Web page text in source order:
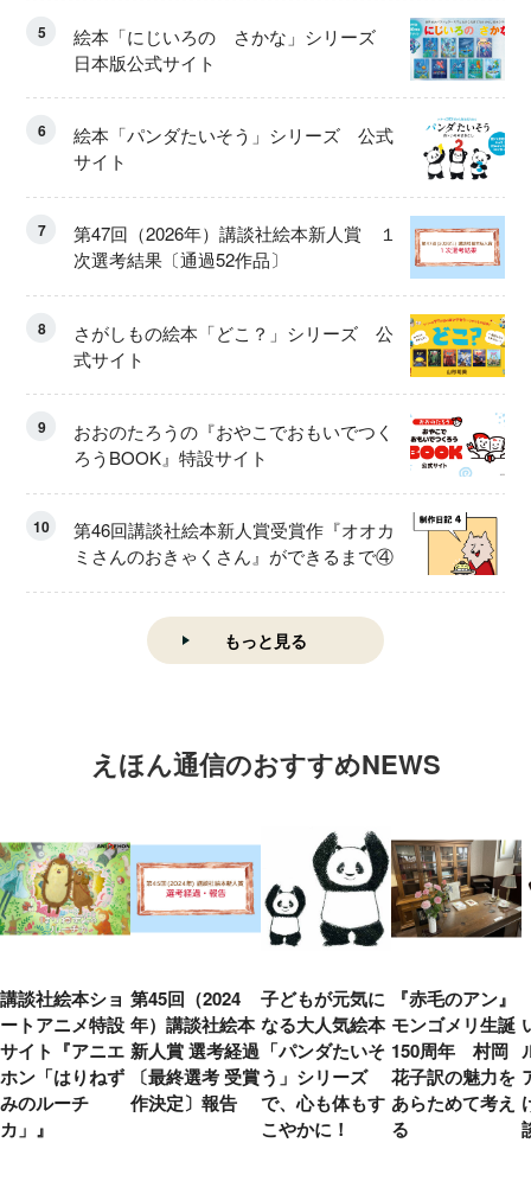
5
絵本「にじいろの さかな」シリーズ
日本版公式サイト
6
絵本「パンダたいそう」シリーズ 公式
サイト
7
第47回（2026年）講談社絵本新人賞 １
次選考結果〔通過52作品〕
8
さがしもの絵本「どこ？」シリーズ 公
式サイト
9
おおのたろうの『おやこでおもいでつく
ろうBOOK』特設サイト
10
第46回講談社絵本新人賞受賞作『オオカ
ミさんのおきゃくさん』ができるまで④
もっと見る
えほん通信のおすすめNEWS
講談社絵本ショ
ートアニメ特設
サイト『アニエ
ホン「はりねず
みのルーチ
カ」』
第45回（2024
年）講談社絵本
新人賞 選考経過
〔最終選考 受賞
作決定〕報告
子どもが元気に
なる大人気絵本
「パンダたいそ
う」シリーズ
で、心も体もす
こやかに！
『赤毛のアン』
モンゴメリ生誕
150周年 村岡
花子訳の魅力を
あらためて考え
る